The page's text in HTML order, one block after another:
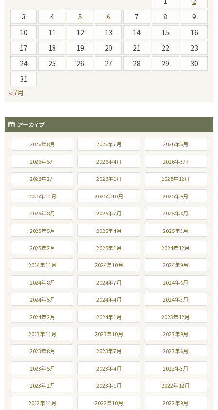
3
4 5 6 7 8
9
10
11 12 13 14 15
16
17
18 19 20 21 22
23
24
25 26 27 28 29
30
31
« 7月
アーカイブ
2026年8月 2026年7月 2026年6月
2026年5月 2026年4月 2026年3月
2026年2月 2026年1月 2025年12月
2025年11月 2025年10月 2025年9月
2025年8月 2025年7月 2025年6月
2025年5月 2025年4月 2025年3月
2025年2月 2025年1月 2024年12月
2024年11月 2024年10月 2024年9月
2024年8月 2024年7月 2024年6月
2024年5月 2024年4月 2024年3月
2024年2月 2024年1月 2023年12月
2023年11月 2023年10月 2023年9月
2023年8月 2023年7月 2023年6月
2023年5月 2023年4月 2023年3月
2023年2月 2023年1月 2022年12月
2022年11月 2022年10月 2022年9月